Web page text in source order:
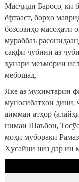
Масҷиди Баросо, ки
ёфтааст, борҳо
бозсозиҳо масоҳати
мураббаъ
сақфи чӯбини аз
ҳунари меъмории
мебошад.
Яке аз муҳимтарин
муносибатҳои динӣ,
аиммаи атҳор
нимаи Шаъбон,
моҳи мубораки
Ҳусайнӣ низ дар ин